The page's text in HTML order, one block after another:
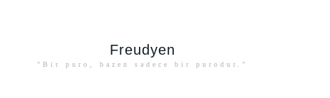
Freudyen
"Bir puro, bazen sadece bir purodur."